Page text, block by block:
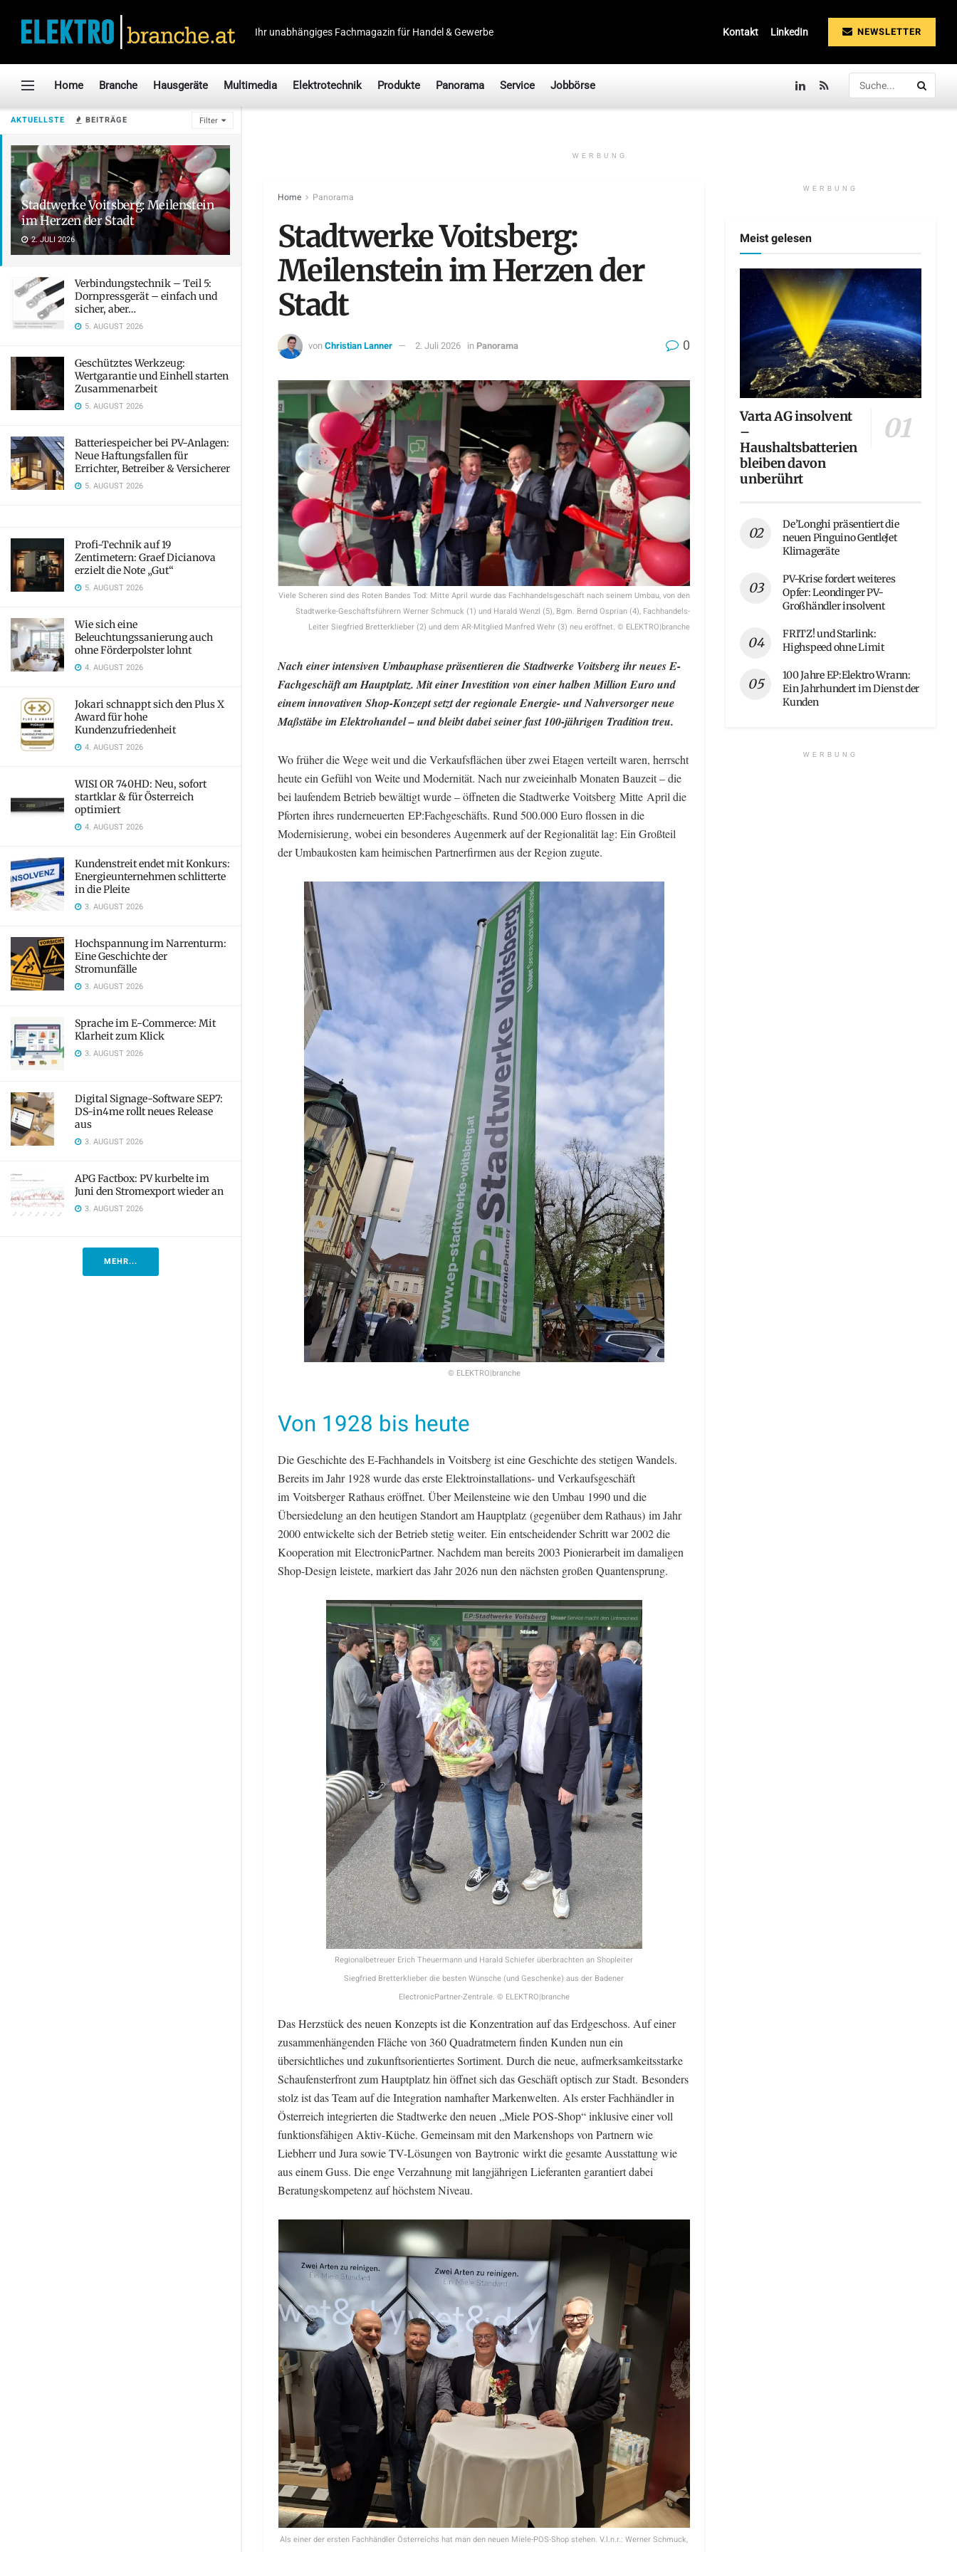
AKTUELLSTE BEITRÄGE Filter
Stadtwerke Voitsberg: Meilenstein
im Herzen der Stadt
2. JULI 2026
Verbindungstechnik – Teil 5:
Dornpressgerät – einfach und
sicher, aber…
5. AUGUST 2026
Geschütztes Werkzeug:
Wertgarantie und Einhell starten
Zusammenarbeit
5. AUGUST 2026
Batteriespeicher bei PV-Anlagen:
Neue Haftungsfallen für
Errichter, Betreiber & Versicherer
5. AUGUST 2026
Profi-Technik auf 19
Zentimetern: Graef Dicianova
erzielt die Note „Gut“
5. AUGUST 2026
Wie sich eine
Beleuchtungssanierung auch
ohne Förderpolster lohnt
4. AUGUST 2026
Jokari schnappt sich den Plus X
Award für hohe
Kundenzufriedenheit
4. AUGUST 2026
WISI OR 740HD: Neu, sofort
startklar & für Österreich
optimiert
4. AUGUST 2026
Kundenstreit endet mit Konkurs:
Energieunternehmen schlitterte
in die Pleite
3. AUGUST 2026
Hochspannung im Narrenturm:
Eine Geschichte der
Stromunfälle
3. AUGUST 2026
Sprache im E-Commerce: Mit
Klarheit zum Klick
3. AUGUST 2026
Digital Signage-Software SEP7:
DS-in4me rollt neues Release
aus
3. AUGUST 2026
APG Factbox: PV kurbelte im
Juni den Stromexport wieder an
3. AUGUST 2026
MEHR...
Ihr unabhängiges Fachmagazin für Handel & Gewerbe Kontakt LinkedIn NEWSLETTER
Home Branche Hausgeräte Multimedia Elektrotechnik Produkte Panorama Service Jobbörse
WERBUNG
Home Panorama
Stadtwerke Voitsberg:
Meilenstein im Herzen der
Stadt
vonChristian Lanner 2. Juli 2026 in Panorama 0
Viele Scheren sind des Roten Bandes Tod: Mitte April wurde das Fachhandelsgeschäft nach seinem Umbau, von den
Stadtwerke-Geschäftsführern Werner Schmuck (1) und Harald Wenzl (5), Bgm. Bernd Osprian (4), Fachhandels-
Leiter Siegfried Bretterklieber (2) und dem AR-Mitglied Manfred Wehr (3) neu eröffnet. © ELEKTRO|branche
Nach einer intensiven Umbauphase präsentieren die Stadtwerke Voitsberg ihr neues E-
Fachgeschäft am Hauptplatz. Mit einer Investition von einer halben Million Euro und
einem innovativen Shop-Konzept setzt der regionale Energie- und Nahversorger neue
Maßstäbe im Elektrohandel – und bleibt dabei seiner fast 100-jährigen Tradition treu.
Wo früher die Wege weit und die Verkaufsflächen über zwei Etagen verteilt waren, herrscht
heute ein Gefühl von Weite und Modernität. Nach nur zweieinhalb Monaten Bauzeit – die
bei laufendem Betrieb bewältigt wurde – öffneten die Stadtwerke Voitsberg Mitte April die
Pforten ihres runderneuerten EP:Fachgeschäfts. Rund 500.000 Euro flossen in die
Modernisierung, wobei ein besonderes Augenmerk auf der Regionalität lag: Ein Großteil
der Umbaukosten kam heimischen Partnerfirmen aus der Region zugute.
© ELEKTRO|branche
Von 1928 bis heute
Die Geschichte des E-Fachhandels in Voitsberg ist eine Geschichte des stetigen Wandels.
Bereits im Jahr 1928 wurde das erste Elektroinstallations- und Verkaufsgeschäft
im Voitsberger Rathaus eröffnet. Über Meilensteine wie den Umbau 1990 und die
Übersiedelung an den heutigen Standort am Hauptplatz (gegenüber dem Rathaus) im Jahr
2000 entwickelte sich der Betrieb stetig weiter. Ein entscheidender Schritt war 2002 die
Kooperation mit ElectronicPartner. Nachdem man bereits 2003 Pionierarbeit im damaligen
Shop-Design leistete, markiert das Jahr 2026 nun den nächsten großen Quantensprung.
Regionalbetreuer Erich Theuermann und Harald Schiefer überbrachten an Shopleiter
Siegfried Bretterklieber die besten Wünsche (und Geschenke) aus der Badener
ElectronicPartner-Zentrale. © ELEKTRO|branche
Das Herzstück des neuen Konzepts ist die Konzentration auf das Erdgeschoss. Auf einer
zusammenhängenden Fläche von 360 Quadratmetern finden Kunden nun ein
übersichtliches und zukunftsorientiertes Sortiment. Durch die neue, aufmerksamkeitsstarke
Schaufensterfront zum Hauptplatz hin öffnet sich das Geschäft optisch zur Stadt. Besonders
stolz ist das Team auf die Integration namhafter Markenwelten. Als erster Fachhändler in
Österreich integrierten die Stadtwerke den neuen „Miele POS-Shop“ inklusive einer voll
funktionsfähigen Aktiv-Küche. Gemeinsam mit den Markenshops von Partnern wie
Liebherr und Jura sowie TV-Lösungen von Baytronic wirkt die gesamte Ausstattung wie
aus einem Guss. Die enge Verzahnung mit langjährigen Lieferanten garantiert dabei
Beratungskompetenz auf höchstem Niveau.
Als einer der ersten Fachhändler Österreichs hat man den neuen Miele-POS-Shop stehen. V.l.n.r.: Werner Schmuck,
WERBUNG
Meist gelesen
Varta AG insolvent
–
Haushaltsbatterien
bleiben davon
unberührt
De’Longhi präsentiert die
neuen Pinguino GentleJet
Klimageräte
PV-Krise fordert weiteres
Opfer: Leondinger PV-
Großhändler insolvent
FRITZ! und Starlink:
Highspeed ohne Limit
100 Jahre EP:Elektro Wrann:
Ein Jahrhundert im Dienst der
Kunden
WERBUNG